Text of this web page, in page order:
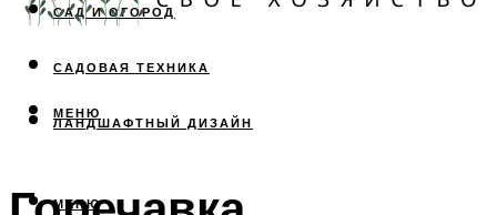
САД И ОГОРОД
САДОВАЯ ТЕХНИКА
ЛАНДШАФТНЫЙ ДИЗАЙН
МЕНЮ
МЕНЮ